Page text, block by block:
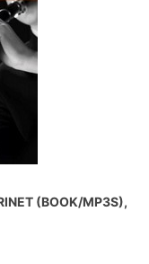
(BOOK/MP3S),